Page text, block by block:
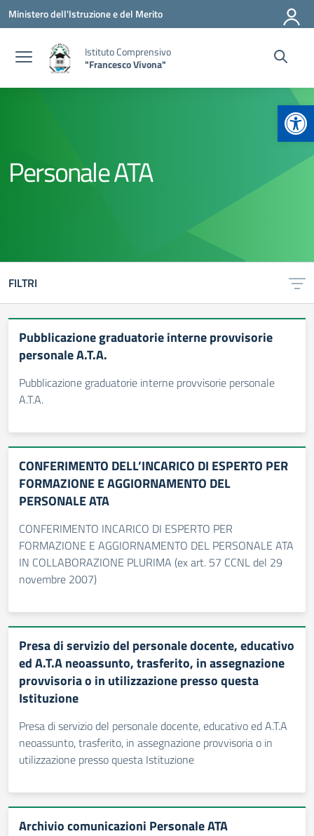
Vai ai contenuti
Vai al menu di navigazione
Vai al footer
Ministero dell'Istruzione e del Merito
Istituto Comprensivo
"Francesco Vivona"
Personale ATA
FILTRI
Pubblicazione graduatorie interne provvisorie
personale A.T.A.
Pubblicazione graduatorie interne provvisorie personale
A.T.A.
CONFERIMENTO DELL’INCARICO DI ESPERTO PER
FORMAZIONE E AGGIORNAMENTO DEL
PERSONALE ATA
CONFERIMENTO INCARICO DI ESPERTO PER
FORMAZIONE E AGGIORNAMENTO DEL PERSONALE ATA
IN COLLABORAZIONE PLURIMA (ex art. 57 CCNL del 29
novembre 2007)
Presa di servizio del personale docente, educativo
ed A.T.A neoassunto, trasferito, in assegnazione
provvisoria o in utilizzazione presso questa
Istituzione
Presa di servizio del personale docente, educativo ed A.T.A
neoassunto, trasferito, in assegnazione provvisoria o in
utilizzazione presso questa Istituzione
Archivio comunicazioni Personale ATA